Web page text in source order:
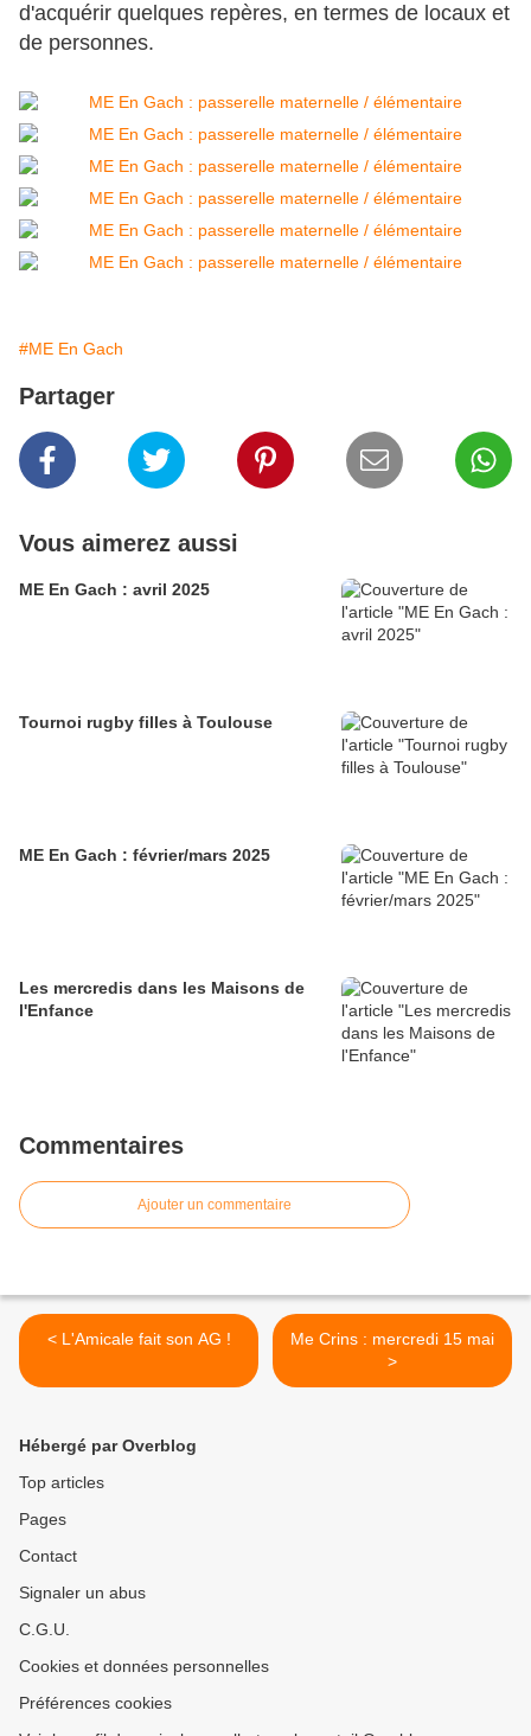
d'acquérir quelques repères, en termes de locaux et
de personnes.
#ME En Gach
Partager
Vous aimerez aussi
ME En Gach : avril 2025
Tournoi rugby filles à Toulouse
ME En Gach : février/mars 2025
Les mercredis dans les Maisons de
l'Enfance
Commentaires
Ajouter un commentaire
< L'Amicale fait son AG !
Me Crins : mercredi 15 mai
>
Hébergé par Overblog
Top articles
Pages
Contact
Signaler un abus
C.G.U.
Cookies et données personnelles
Préférences cookies